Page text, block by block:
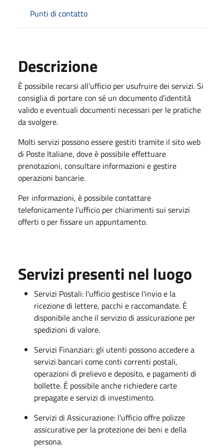
Punti di contatto
Descrizione
È possibile recarsi all’ufficio per usufruire dei servizi. Si
consiglia di portare con sé un documento d’identità
valido e eventuali documenti necessari per le pratiche
da svolgere.
Molti servizi possono essere gestiti tramite il sito web
di Poste Italiane, dove è possibile effettuare
prenotazioni, consultare informazioni e gestire
operazioni bancarie.
Per informazioni, è possibile contattare
telefonicamente l’ufficio per chiarimenti sui servizi
offerti o per fissare un appuntamento.
Servizi presenti nel luogo
Servizi Postali: l'ufficio gestisce l'invio e la
ricezione di lettere, pacchi e raccomandate. È
disponibile anche il servizio di assicurazione per
spedizioni di valore.
Servizi Finanziari: gli utenti possono accedere a
servizi bancari come conti correnti postali,
operazioni di prelievo e deposito, e pagamenti di
bollette. È possibile anche richiedere carte
prepagate e servizi di investimento.
Servizi di Assicurazione: l'ufficio offre polizze
assicurative per la protezione dei beni e della
persona.